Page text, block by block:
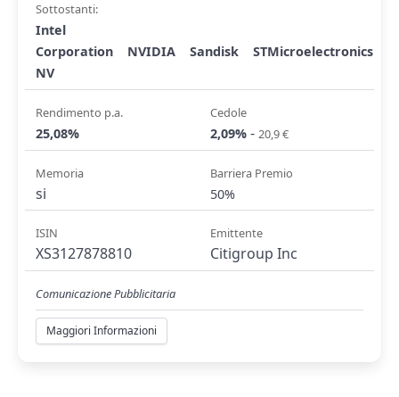
Sottostanti:
Intel
Corporation
NVIDIA Sandisk
STMicroelectronics
NV
Rendimento p.a.
25,08%
Cedole
2,09% - 20,9 €
Memoria
si
Barriera Premio
50%
ISIN
XS3127878810
Emittente
Citigroup Inc
Comunicazione Pubblicitaria
Maggiori Informazioni